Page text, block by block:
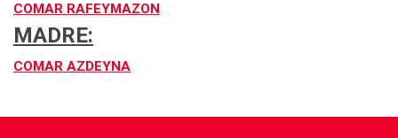
COMAR RAFEYMAZON
MADRE:
COMAR AZDEYNA